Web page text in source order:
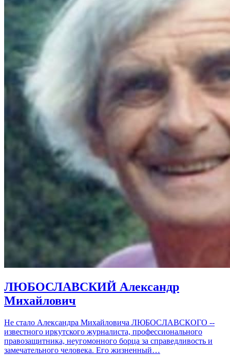
ЛЮБОСЛАВСКИЙ Александр
Михайлович
Не стало Александра Михайловича ЛЮБОСЛАВСКОГО --
известного иркутского журналиста, профессионального
правозащитника, неугомонного борца за справедливость и
замечательного человека. Его жизненный…